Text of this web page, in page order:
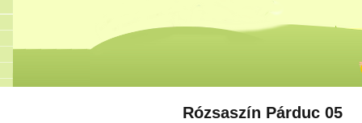
Rózsaszín Párduc 05